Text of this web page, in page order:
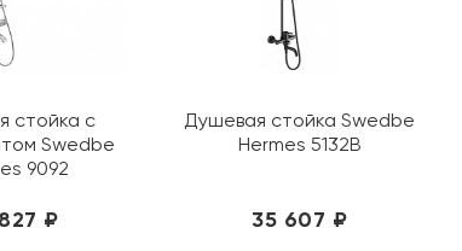
стойка с
Swedbe
9092
₽
Душевая стойка Swedbe
Hermes 5132B
35 607 ₽